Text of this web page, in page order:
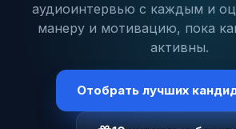
аудиоинтервью с каждым и
манеру и мотивацию, пока
активны.
Отобрать лучших